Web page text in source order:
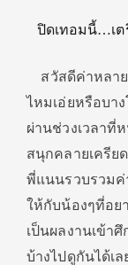
ปิดเทอมนี้…เต
สวัสดีค่าหลาย
ไหมเอ่ยหรือบา
ผ่านช่วงเวลาที่
สนุกคลายเครีย
พี่แนนรวบรวมค่
ให้กับน้องๆที่อย
เป็นผลงานเข้า
บ้างไปดูกันได้เล